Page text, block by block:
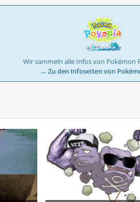
Wir sammeln alle Infos von Pokémon
→ Zu den Infoseiten von